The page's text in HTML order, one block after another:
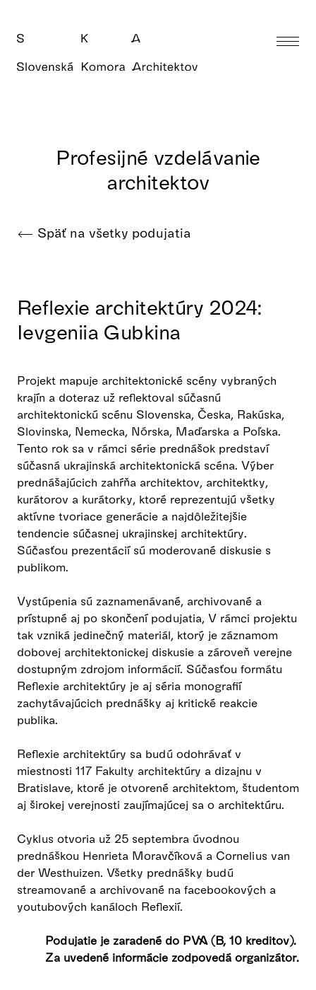
Profesijné vzdelávanie
architektov
Späť na všetky podujatia
Reflexie architektúry 2024:
Ievgeniia Gubkina
​Projekt mapuje architektonické scény vybraných
krajín a doteraz už reflektoval súčasnú
architektonickú scénu Slovenska, Česka, Rakúska,
Slovinska, Nemecka, Nórska, Maďarska a Poľska.
Tento rok sa v rámci série prednášok predstaví
súčasná ukrajinská a​rchitektonická scéna. Výber
prednášajúcich zahŕňa architektov, architektky,
kurátorov a kurátorky, ktoré reprezentujú všetky
aktívne tvoriace generácie a najdôležitejšie
tendencie súčasnej ukrajinskej architektúry.
Súčasťou prezentácií sú moderované diskusie s
publikom.
Vystúpenia sú zaznamenávané, archivované a
prístupné aj po skončení podujatia, V rámci projektu
tak vzniká jedinečný materiál, ktorý je záznamom
dobovej architektonickej diskusie a zároveň verejne
dostupným zdrojom informácií. Súčasťou formátu
Reflexie architektúry je aj séria monografií
zachytávajúcich prednášky aj kritické reakcie
publika.
Reflexie architektúry sa budú odohrávať v
miestnosti 117 Fakulty architektúry a dizajnu v
Bratislave, ktoré je otvorené architektom, študentom
aj širokej verejnosti zaujímajúcej sa o architektúru.
Cyklus otvoria už 25 septembra úvodnou
prednáškou Henrieta Moravčíková a Cornelius van
der Westhuizen. Všetky prednášky budú
streamované a archivované na facebookových a
youtubových kanáloch Reflexií.
Podujatie je zaradené do PVA (B, 10 kreditov).
Za uvedené informácie zodpovedá organizátor.